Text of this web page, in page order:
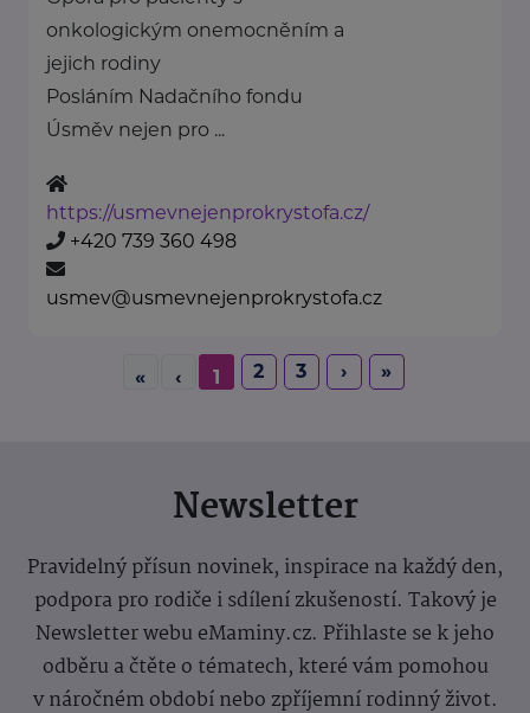
onkologickým onemocněním a
jejich rodiny
Posláním Nadačního fondu
Úsměv nejen pro ...
https://usmevnejenprokrystofa.cz/
+420 739 360 498
usmev@usmevnejenprokrystofa.cz
« ‹ 1 2 3 › »
Newsletter
Pravidelný přísun novinek, inspirace na každý den,
podpora pro rodiče i sdílení zkušeností. Takový je
Newsletter webu eMaminy.cz. Přihlaste se k jeho
odběru a čtěte o tématech, které vám pomohou
v náročném období nebo zpříjemní rodinný život.